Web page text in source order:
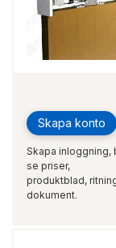
Skapa konto
Skapa inloggning,
se priser,
produktblad,
dokument.